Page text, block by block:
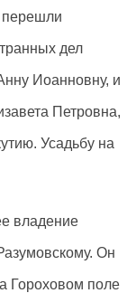
перешли
дел
Иоанновну, и
Петровна,
Усадьбу на
владение
Он
Гороховом поле